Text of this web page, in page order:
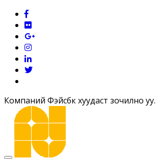
Компаний Фэйсбүүк хуудаст зочилно уу.